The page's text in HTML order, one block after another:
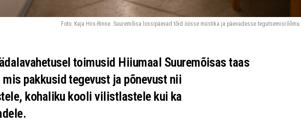
Foto: Kaja Hiis-Rinne. Suuremõisa lossipäevad tõid öösse müstika ja päevadesse tegutsemisrõõmu.
toimusid Hiiumaal Suuremõisas taas
pakkusid tegevust ja põnevust nii
kohaliku kooli vilistlastele kui ka